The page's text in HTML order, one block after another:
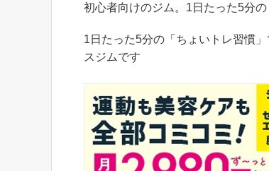
初心者向けのジム。1日たった5分
1日たった5分の「ちょいトレ習慣
スジムです